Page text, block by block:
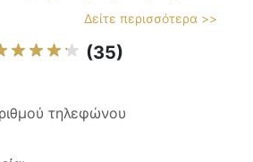
Δείτε περισσότερα >>
(35)
τηλεφώνου